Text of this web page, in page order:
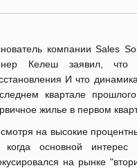
компании Sales
Келеш заявил, что
И что
квартале
жилье в первом
на высокие
основной
на рынке